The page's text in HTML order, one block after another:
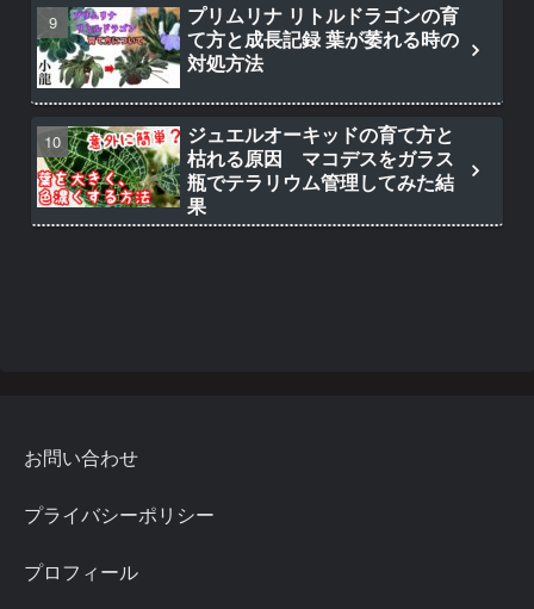
プリムリナ リトルドラゴンの育
て方と成長記録 葉が萎れる時の
対処方法
ジュエルオーキッドの育て方と
枯れる原因 マコデスをガラス
瓶でテラリウム管理してみた結
果
お問い合わせ
プライバシーポリシー
プロフィール